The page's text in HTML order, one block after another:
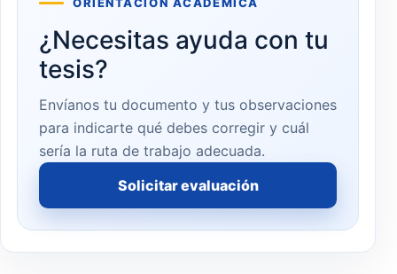
ORIENTACIÓN ACADÉMICA
¿Necesitas ayuda con tu
tesis?
Envíanos tu documento y tus observaciones
para indicarte qué debes corregir y cuál
sería la ruta de trabajo adecuada.
Solicitar evaluación